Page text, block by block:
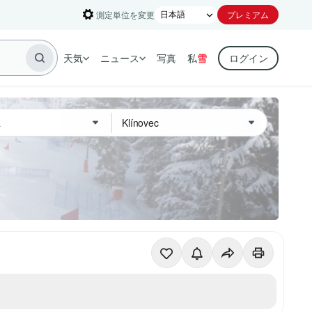
測定単位を変更 プレミアム
天気 ニュース 写真 私雪 ログイン